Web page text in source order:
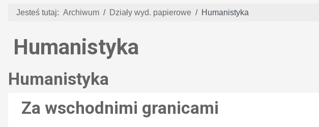
Jesteś tutaj: Archiwum Działy wyd. papierowe Humanistyka
Humanistyka
Humanistyka
Za wschodnimi granicami